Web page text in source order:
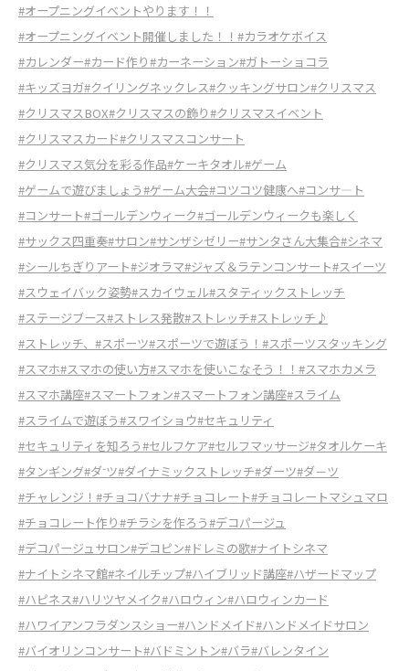
#オープニングイベントやります！！
#オープニングイベント開催しました！！ #カラオケボイス
#カレンダー#カード作り#カーネーション#ガトーショコラ
#キッズヨガ#クイリングネックレス#クッキングサロン#クリスマス
#クリスマスBOX#クリスマスの飾り#クリスマスイベント
#クリスマスカード#クリスマスコンサート
#クリスマス気分を彩る作品#ケーキタオル#ゲーム
#ゲームで遊びましょう#ゲーム大会#コツコツ健康へ#コンサ―ト
#コンサート#ゴールデンウィーク#ゴールデンウィークも楽しく
#サックス四重奏#サロン#サンザシゼリー#サンタさん大集合#シネマ
#シールちぎりアート#ジオラマ#ジャズ＆ラテンコンサート#スイーツ
#スウェイバック姿勢#スカイウェル#スタティックストレッチ
#ステージブース#ストレス発散#ストレッチ#ストレッチ♪
#ストレッチ、 #スポーツ#スポーツで遊ぼう！ #スポーツスタッキング
#スマホ#スマホの使い方#スマホを使いこなそう！！ #スマホカメラ
#スマホ講座#スマートフォン#スマートフォン講座#スライム
#スライムで遊ぼう#スワイショウ#セキュリティ
#セキュリティを知ろう#セルフケア#セルフマッサージ#タオルケーキ
#タンギング#ダ⁻ツ#ダイナミックストレッチ#ダーツ#ダ－ツ
#チャレンジ！ #チョコバナナ#チョコレート#チョコレートマシュマロ
#チョコレート作り#チラシを作ろう#デコパージュ
#デコパージュサロン#デコピン#ドレミの歌#ナイトシネマ
#ナイトシネマ館#ネイルチップ#ハイブリッド講座#ハザードマップ
#ハピネス#ハリツヤメイク#ハロウィン#ハロウィンカード
#ハワイアンフラダンスショー#ハンドメイド#ハンドメイドサロン
#バイオリンコンサート#バドミントン#バラ#バレンタイン